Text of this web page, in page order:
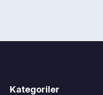
Kategoriler